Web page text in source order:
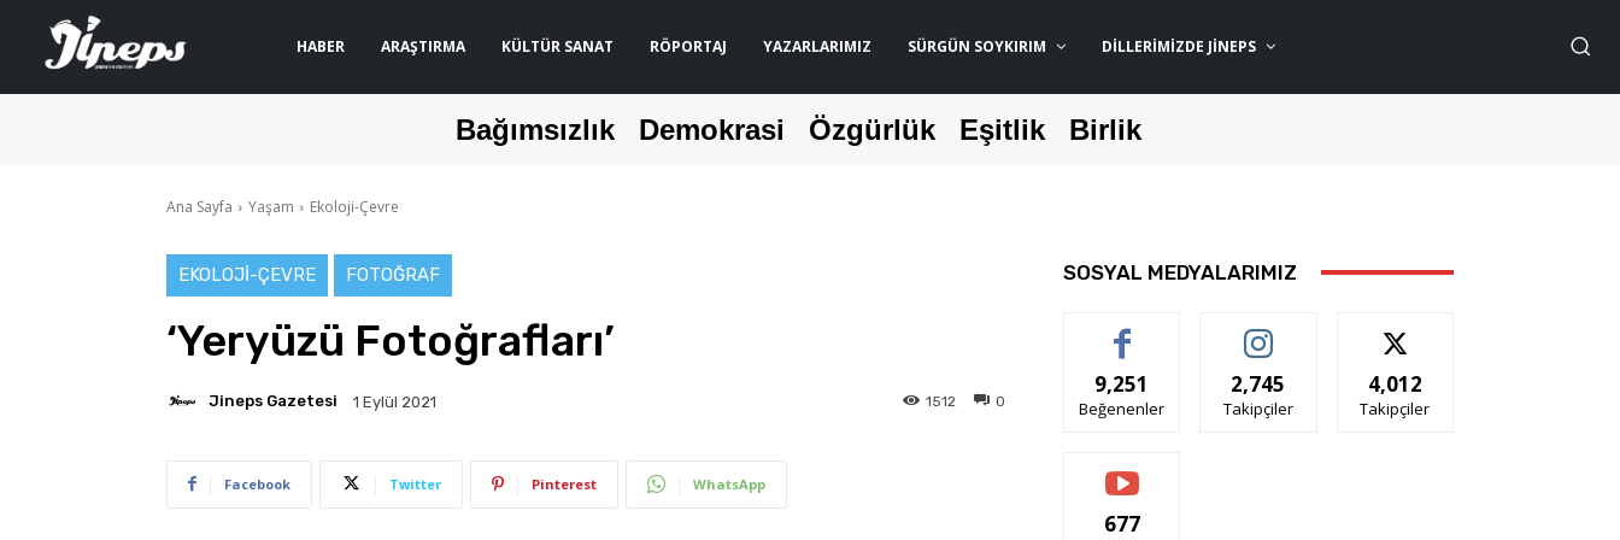
HABER ARAŞTIRMA KÜLTÜR SANAT RÖPORTAJ YAZARLARIMIZ SÜRGÜN SOYKIRIM DILLERIMIZDE JİNEPS
Bağımsızlık Demokrasi Özgürlük Eşitlik Birlik
Ana Sayfa Yaşam Ekoloji-Çevre
EKOLOJI-ÇEVRE FOTOĞRAF
‘Yeryüzü Fotoğrafları’
Jineps Gazetesi 1 Eylül 2021 0
1512
Facebook Twitter Pinterest WhatsApp
SOSYAL MEDYALARIMIZ
9,251
Beğenenler
2,745
Takipçiler
4,012
Takipçiler
677